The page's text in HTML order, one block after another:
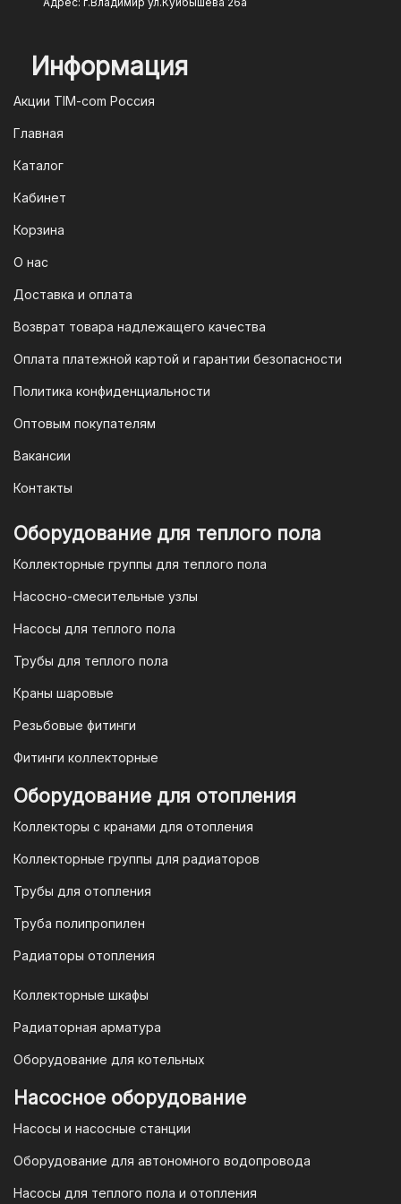
2. Оплата через систему быстрых
платежей (СПБ)
Мы следим за современными
систему быстрых платежей (СПБ).
предоставлен QR-код. Просто
доступен для большинства российских
3. Оплата по QR-коду
— это QR-код. После оформления
заказа мы предоставим вам
уникальный QR-код, который можно
приложении вашего банка. Это быстро,
удобно и безопасно.
юридических лиц
Для наших корпоративных клиентов
мы предлагаем безналичную оплату по
выставим вам счет, который можно
оплатить в течение 3 рабочих дней.
организаций и ИП необходимо
связаться с оптовым отделом
электронную почту
opt@mail.ru
Гарантия и условия гарантии
магазине "TIM-com Россия" Вы можете
быть уверены в том, что мы действуем
в рамках действующего
Законодательства Российской
Федерации и Ваши права, как
Информация
Акции TIM-com Россия
Главная
Каталог
Кабинет
Корзина
О нас
Доставка и оплата
Возврат товара надлежащего качества
Оплата платежной картой и гарантии безопасности
Политика конфиденциальности
Оптовым покупателям
Вакансии
Контакты
Оборудование для теплого пола
Коллекторные группы для теплого пола
Насосно-смесительные узлы
Насосы для теплого пола
Трубы для теплого пола
Краны шаровые
Резьбовые фитинги
Фитинги коллекторные
Оборудование для отопления
Коллекторы с кранами для отопления
Коллекторные группы для радиаторов
Трубы для отопления
Труба полипропилен
Радиаторы отопления
Коллекторные шкафы
Радиаторная арматура
Оборудование для котельных
Насосное оборудование
Насосы и насосные станции
Оборудование для автономного водопровода
Насосы для теплого пола и отопления